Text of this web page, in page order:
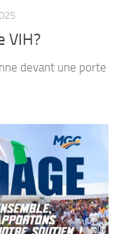
VIH?
devant une porte